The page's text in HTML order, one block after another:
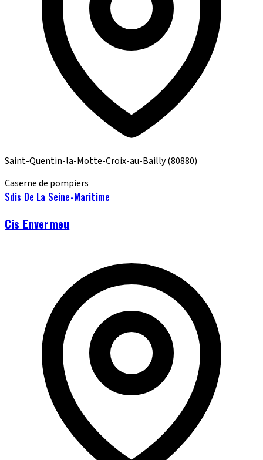
Saint-Quentin-la-Motte-Croix-au-Bailly(80880)
Caserne de pompiers
Sdis De La Seine-Maritime
Cis Envermeu